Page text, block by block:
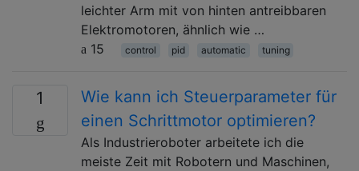
leichter Arm mit von hinten antreibbaren
Elektromotoren, ähnlich wie …
15
control pid automatic tuning
1
Wie kann ich Steuerparameter für
einen Schrittmotor optimieren?
Als Industrieroboter arbeitete ich die
meiste Zeit mit Robotern und Maschinen,